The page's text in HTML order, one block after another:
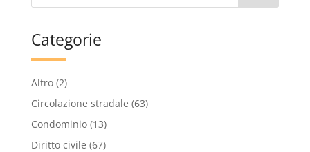
Categorie
Altro(2)
Circolazione stradale (63)
Condominio(13)
Diritto civile (67)